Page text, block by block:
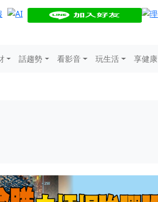
話趨勢 看影音 玩生活 享健康